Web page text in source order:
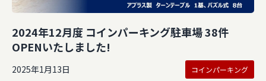
2024年12月度 コインパーキング駐車場 38件
OPENいたしました!
2025年1月13日 コインパーキング